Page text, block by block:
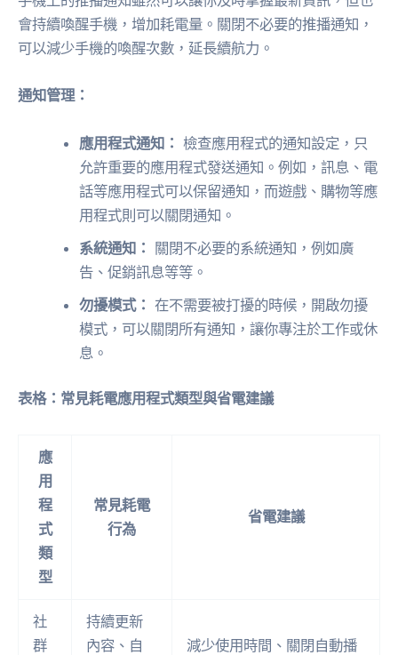
會持續喚醒手機，增加耗電量。關閉不必要的推播通知，
可以減少手機的喚醒次數，延長續航力。
通知管理：
應用程式通知： 檢查應用程式的通知設定，只
允許重要的應用程式發送通知。例如，訊息、電
話等應用程式可以保留通知，而遊戲、購物等應
用程式則可以關閉通知。
系統通知： 關閉不必要的系統通知，例如廣
告、促銷訊息等等。
勿擾模式： 在不需要被打擾的時候，開啟勿擾
模式，可以關閉所有通知，讓你專注於工作或休
息。
表格：常見耗電應用程式類型與省電建議
應
用
程
式
類
型
常見耗電
行為
省電建議
社
群
持續更新
內容、自
減少使用時間、關閉自動播